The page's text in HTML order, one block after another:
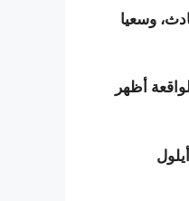
وسعيا
أظهر